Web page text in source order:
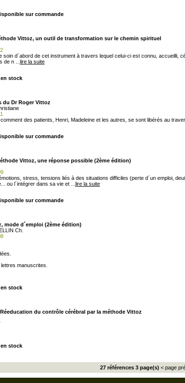
sur commande
Vittoz, un outil de transformation sur le chemin spirituel
soin d´abord de cet instrument à travers lequel celui-ci est connu, accueilli,
de n ... lire la suite
stock
du Dr Roger Vittoz
des patients, Henri, Madeleine et les autres, se sont libérés au
sur commande
Vittoz, une réponse possible (2ème édition)
stress, tensions liés à des situations difficiles (perte d´un emploi,
ou l´intégrer dans sa vie et ... lire la suite
sur commande
mode d´emploi (2ème édition)
Ch.
manuscrites.
stock
du contrôle cérébral par la méthode Vittoz
stock
27 références 3 page(s) < page